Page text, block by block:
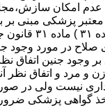
عدم امکان
پزشکی مبنی بر
زوجه را مطالبه و
صلاح در مورد وجود
جنین اتفاق نظر
و مرد و اتفاق نظر
نیست ولی در
گواهی پزشکی